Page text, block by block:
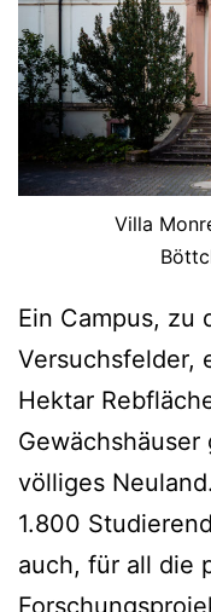
Villa
Ein Campus, zu
Versuchsfelder,
Hektar
völliges
1.800
auch, für all die